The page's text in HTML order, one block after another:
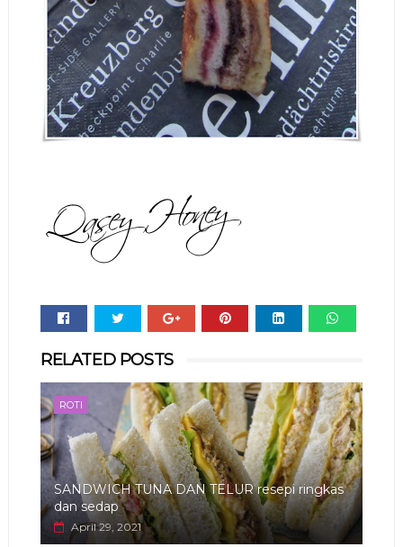
RELATED POSTS
ROTI
SANDWICH TUNA DAN TELUR resepi ringkas
dan sedap
April 29, 2021